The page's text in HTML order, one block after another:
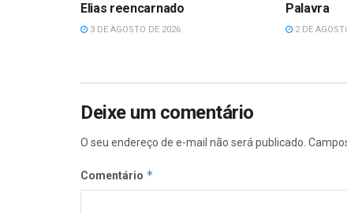
Elias reencarnado
3 DE AGOSTO DE 2026
Palavra
2 DE
Deixe um comentário
O seu endereço de e-mail não será publicado.
Comentário *